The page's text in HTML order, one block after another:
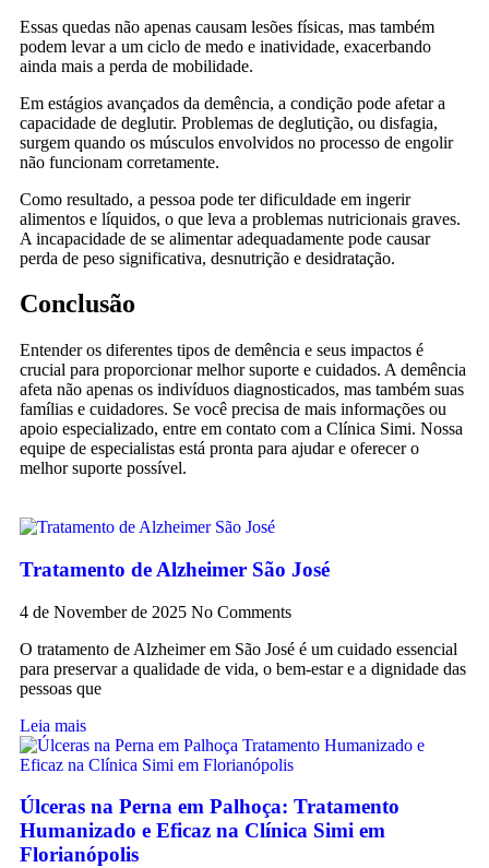
Essas quedas não apenas causam lesões físicas, mas também
podem levar a um ciclo de medo e inatividade, exacerbando
ainda mais a perda de mobilidade.
Em estágios avançados da demência, a condição pode afetar a
capacidade de deglutir. Problemas de deglutição, ou disfagia,
surgem quando os músculos envolvidos no processo de engolir
não funcionam corretamente.
Como resultado, a pessoa pode ter dificuldade em ingerir
alimentos e líquidos, o que leva a problemas nutricionais graves.
A incapacidade de se alimentar adequadamente pode causar
perda de peso significativa, desnutrição e desidratação.
Conclusão
Entender os diferentes tipos de demência e seus impactos é
crucial para proporcionar melhor suporte e cuidados. A demência
afeta não apenas os indivíduos diagnosticados, mas também suas
famílias e cuidadores. Se você precisa de mais informações ou
apoio especializado, entre em contato com a Clínica Simi. Nossa
equipe de especialistas está pronta para ajudar e oferecer o
melhor suporte possível.
Tratamento de Alzheimer São José
4 de November de 2025 No Comments
O tratamento de Alzheimer em São José é um cuidado essencial
para preservar a qualidade de vida, o bem-estar e a dignidade das
pessoas que
Leia mais
Úlceras na Perna em Palhoça: Tratamento
Humanizado e Eficaz na Clínica Simi em
Florianópolis